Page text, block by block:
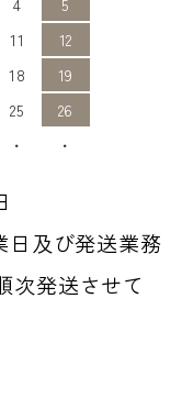
11
12
18
19
25
26
・ ・
及び発送業務
次発送させて